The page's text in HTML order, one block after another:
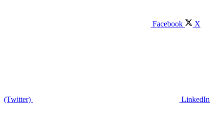
Facebook X
(Twitter) LinkedIn